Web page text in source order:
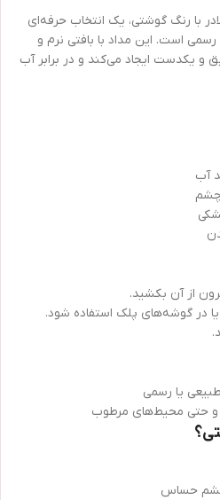
با رنگ گوشتی، یک انتخاب حرفه‌ای
است. این مداد با بافتی نرم و
و یکدست ایجاد می‌کند و در برابر آب
آب
چشم
از آن بکشید.
در گوشه‌های پلک استفاده شود.
یا رسمی
و حتی محیط‌های مرطوب
چشم حساس